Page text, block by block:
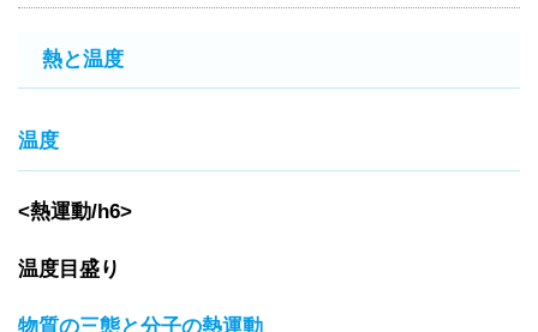
熱と温度
温度
<熱運動/h6>
温度目盛り
物質の三態と分子の熱運動